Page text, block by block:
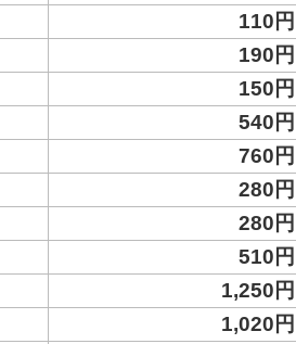
110円
190円
150円
540円
760円
280円
280円
510円
1,250円
1,020円